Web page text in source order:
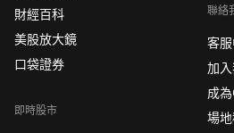
財經百科
美股放大鏡
口袋證券
即時股市
聯絡
客
加
成
場